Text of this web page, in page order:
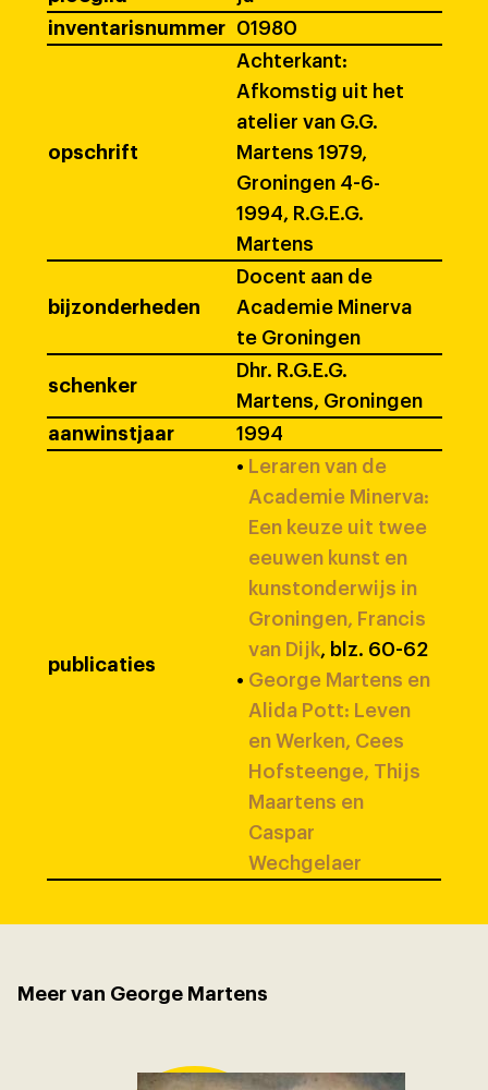
inventarisnummer
01980
opschrift
Achterkant:
Afkomstig uit het
atelier van G.G.
Martens 1979,
Groningen 4-6-
1994, R.G.E.G.
Martens
bijzonderheden
Docent aan de
Academie Minerva
te Groningen
schenker
Dhr. R.G.E.G.
Martens, Groningen
aanwinstjaar
1994
publicaties
• Leraren van de
Academie Minerva:
Een keuze uit twee
eeuwen kunst en
kunstonderwijs in
Groningen, Francis
van Dijk, blz. 60-62
• George Martens en
Alida Pott: Leven
en Werken, Cees
Hofsteenge, Thijs
Maartens en
Caspar
Wechgelaer
Meer van George Martens